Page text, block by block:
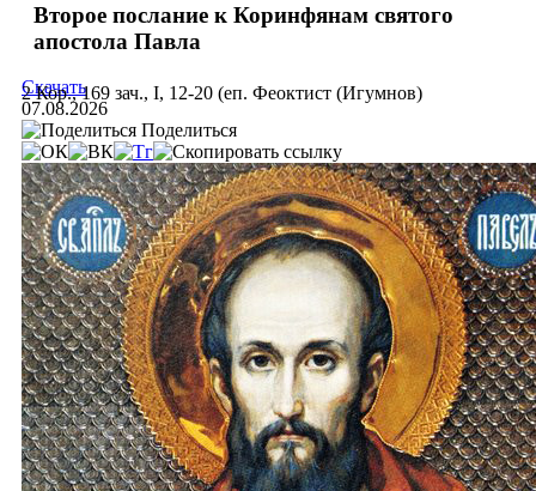
Второе послание к Коринфянам святого
апостола Павла
2 Кор., 169 зач., I, 12-20 (еп. Феоктист (Игумнов)
Скачать
07.08.2026
Поделиться